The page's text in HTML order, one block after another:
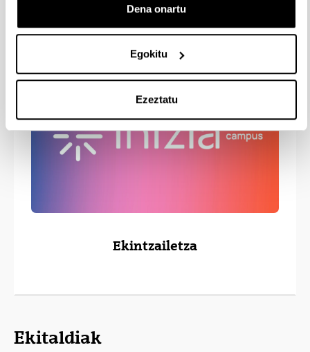
Dena onartu
Egokitu
Ezeztatu
Ekintzailetza
Ekitaldiak